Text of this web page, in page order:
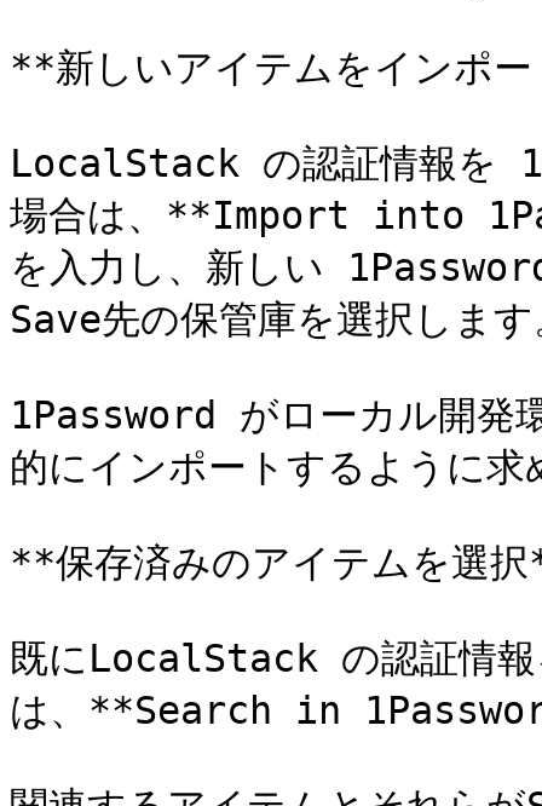
**新しいアイテムをインポ
LocalStack の認証情報を
場合は、**Import into
を入力し、新しい
Save先の保管庫を選択します
1Password がローカル開発
的にインポートするように求
**保存済みのアイテムを選
既にLocalStack の認証情
は、**Search in